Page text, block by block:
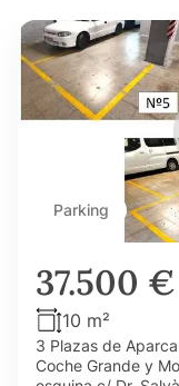
Parking
37.500 €
10 m²
3 Plazas de
Coche Grande y